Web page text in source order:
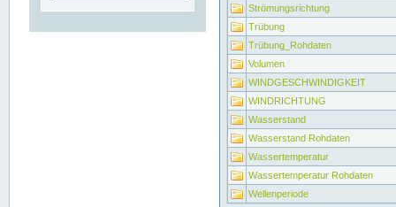
Strömungsrichtung
Trübung
Trübung_Rohdaten
Volumen
WINDGESCHWINDIGKEIT
WINDRICHTUNG
Wasserstand
Wasserstand Rohdaten
Wassertemperatur
Wassertemperatur Rohdaten
Wellenperiode